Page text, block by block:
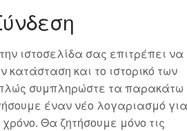
ιστοσελίδα σας επιτρέπει να
κατάσταση και το ιστορικό των
συμπληρώστε τα παρακάτω
έναν νέο λογαριασμό για
Θα ζητήσουμε μόνο τις